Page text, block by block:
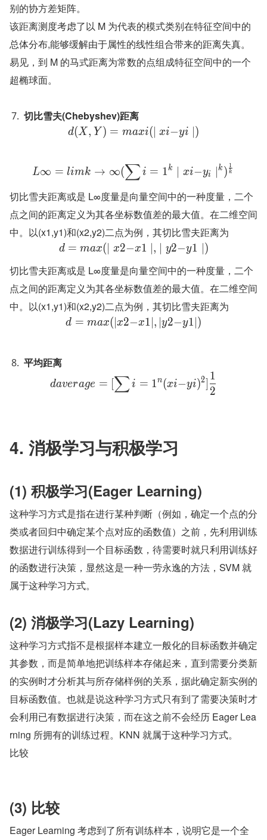
别的协方差矩阵。
该距离测度考虑了以 M 为代表的模式类别在特征空间中的
总体分布,能够缓解由于属性的线性组合带来的距离失真。
易见，到 M 的马式距离为常数的点组成特征空间中的一个
超椭球面。
切比雪夫(Chebyshev)距离
d(X , Y ) = maxi( xi−yi )
L∞ = limk → ∞(∑i = 1k xi−yi
k ) k
1
切比雪夫距离或是 L∞度量是向量空间中的一种度量，二个
点之间的距离定义为其各坐标数值差的最大值。在二维空间
中。以(x1,y1)和(x2,y2)二点为例，其切比雪夫距离为
d = max( x2−x1 , y2−y1 )
切比雪夫距离或是 L∞度量是向量空间中的一种度量，二个
点之间的距离定义为其各坐标数值差的最大值。在二维空间
中。以(x1,y1)和(x2,y2)二点为例，其切比雪夫距离为
d = max( ∣x2−x1 , ∣y2−y1 )
平均距离
daverage = ∑i = 1n(xi−yi)2
2
1
4. 消极学习与积极学习
(1) 积极学习(Eager Learning)
这种学习方式是指在进行某种判断（例如，确定一个点的分
类或者回归中确定某个点对应的函数值）之前，先利用训练
数据进行训练得到一个目标函数，待需要时就只利用训练好
的函数进行决策，显然这是一种一劳永逸的方法，SVM 就
属于这种学习方式。
(2) 消极学习(Lazy Learning)
这种学习方式指不是根据样本建立一般化的目标函数并确定
其参数，而是简单地把训练样本存储起来，直到需要分类新
的实例时才分析其与所存储样例的关系，据此确定新实例的
目标函数值。也就是说这种学习方式只有到了需要决策时才
会利用已有数据进行决策，而在这之前不会经历 Eager Lea
rning 所拥有的训练过程。KNN 就属于这种学习方式。
比较
(3) 比较
Eager Learning 考虑到了所有训练样本，说明它是一个全